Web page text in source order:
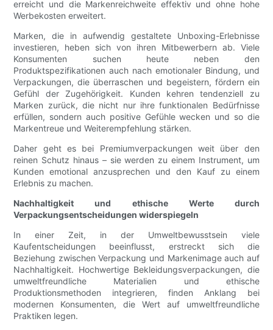
erreicht und die Markenreichweite effektiv und ohne hohe
Werbekosten erweitert.
Marken, die in aufwendig gestaltete Unboxing-Erlebnisse
investieren, heben sich von ihren Mitbewerbern ab. Viele
Konsumenten suchen heute neben den
Produktspezifikationen auch nach emotionaler Bindung, und
Verpackungen, die überraschen und begeistern, fördern ein
Gefühl der Zugehörigkeit. Kunden kehren tendenziell zu
Marken zurück, die nicht nur ihre funktionalen Bedürfnisse
erfüllen, sondern auch positive Gefühle wecken und so die
Markentreue und Weiterempfehlung stärken.
Daher geht es bei Premiumverpackungen weit über den
reinen Schutz hinaus – sie werden zu einem Instrument, um
Kunden emotional anzusprechen und den Kauf zu einem
Erlebnis zu machen.
Nachhaltigkeit und ethische Werte durch
Verpackungsentscheidungen widerspiegeln
In einer Zeit, in der Umweltbewusstsein viele
Kaufentscheidungen beeinflusst, erstreckt sich die
Beziehung zwischen Verpackung und Markenimage auch auf
Nachhaltigkeit. Hochwertige Bekleidungsverpackungen, die
umweltfreundliche Materialien und ethische
Produktionsmethoden integrieren, finden Anklang bei
modernen Konsumenten, die Wert auf umweltfreundliche
Praktiken legen.